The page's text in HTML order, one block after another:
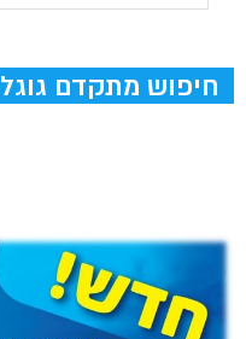
חיפוש מתקדם גוגל